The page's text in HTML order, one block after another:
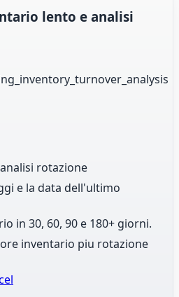
lento e analisi
rotazione
e la data dell'ultimo
in 30, 60, 90 e 180+ giorni.
inventario piu rotazione